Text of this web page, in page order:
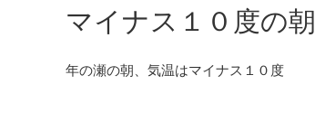
マイナス１０度の朝
年の瀬の朝、気温はマイナス１０度